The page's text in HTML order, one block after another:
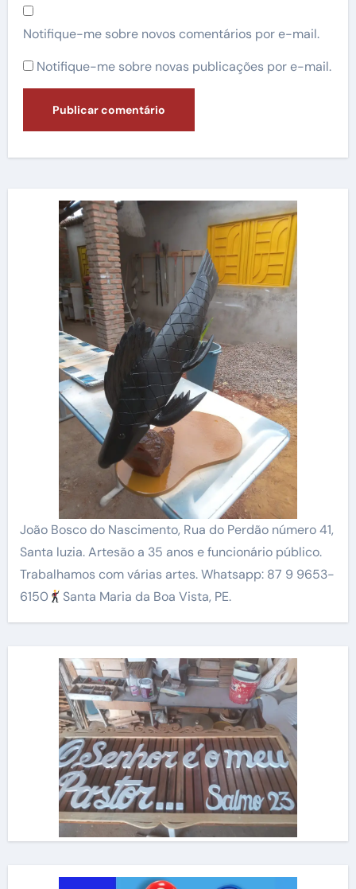
Notifique-me sobre novos comentários por e-mail.
Notifique-me sobre novas publicações por e-mail.
João Bosco do Nascimento, Rua do Perdão número 41,
Santa luzia. Artesão a 35 anos e funcionário público.
Trabalhamos com várias artes. Whatsapp: 87 9 9653-
6150
Santa Maria da Boa Vista, PE.